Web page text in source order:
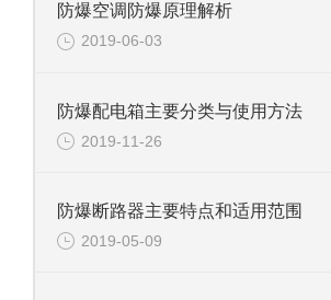
防爆空调防爆原理解析
2019-06-03
防爆配电箱主要分类与使用方法
2019-11-26
防爆断路器主要特点和适用范围
2019-05-09